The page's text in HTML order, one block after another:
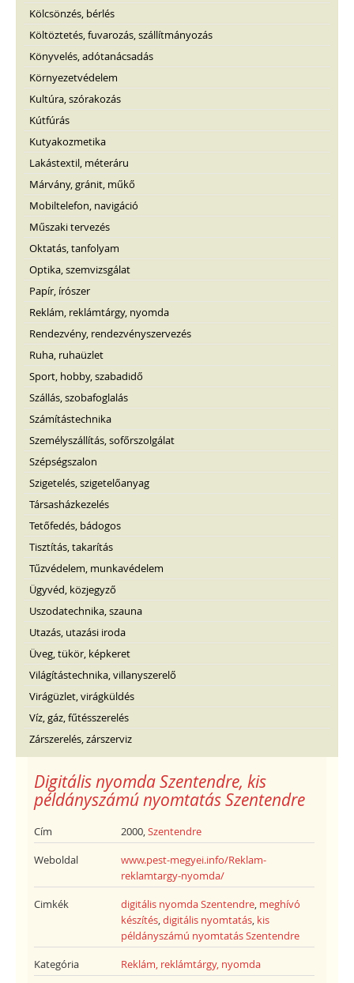
Kölcsönzés, bérlés
Költöztetés, fuvarozás, szállítmányozás
Könyvelés, adótanácsadás
Környezetvédelem
Kultúra, szórakozás
Kútfúrás
Kutyakozmetika
Lakástextil, méteráru
Márvány, gránit, műkő
Mobiltelefon, navigáció
Műszaki tervezés
Oktatás, tanfolyam
Optika, szemvizsgálat
Papír, írószer
Reklám, reklámtárgy, nyomda
Rendezvény, rendezvényszervezés
Ruha, ruhaüzlet
Sport, hobby, szabadidő
Szállás, szobafoglalás
Számítástechnika
Személyszállítás, sofőrszolgálat
Szépségszalon
Szigetelés, szigetelőanyag
Társasházkezelés
Tetőfedés, bádogos
Tisztítás, takarítás
Tűzvédelem, munkavédelem
Ügyvéd, közjegyző
Uszodatechnika, szauna
Utazás, utazási iroda
Üveg, tükör, képkeret
Világítástechnika, villanyszerelő
Virágüzlet, virágküldés
Víz, gáz, fűtésszerelés
Zárszerelés, zárszerviz
Digitális nyomda Szentendre, kis
példányszámú nyomtatás Szentendre
Cím 2000,Szentendre
Weboldal
www.pest-megyei.info/Reklam-
reklamtargy-nyomda/
Cimkék digitális nyomda Szentendre, meghívó
készítés,digitális nyomtatás, kis
példányszámú nyomtatás Szentendre
Kategória Reklám, reklámtárgy, nyomda